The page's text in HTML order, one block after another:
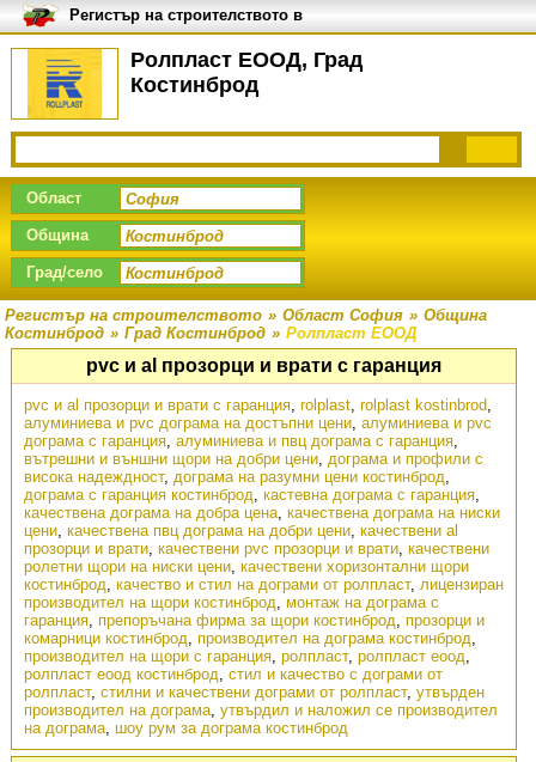
Ролпласт ЕООД, Град
Костинброд
Регистър на строителството в
България
Област
Община
Град/село
Регистър на строителството » Област София » Община
Костинброд » Град Костинброд » Ролпласт ЕООД
pvc и al прозорци и врати с гаранция
pvc и al прозорци и врати с гаранция, rolplast, rolplast kostinbrod,
алуминиева и pvc дограма на достъпни цени, алуминиева и pvc
дограма с гаранция, алуминиева и пвц дограма с гаранция,
вътрешни и външни щори на добри цени, дограма и профили с
висока надеждност, дограма на разумни цени костинброд,
дограма с гаранция костинброд, кастевна дограма с гаранция,
качествена дограма на добра цена, качествена дограма на ниски
цени, качествена пвц дограма на добри цени, качествени al
прозорци и врати, качествени pvc прозорци и врати, качествени
ролетни щори на ниски цени, качествени хоризонтални щори
костинброд, качество и стил на дограми от ролпласт, лицензиран
производител на щори костинброд, монтаж на дограма с
гаранция, препоръчана фирма за щори костинброд, прозорци и
комарници костинброд, производител на дограма костинброд,
производител на щори с гаранция, ролпласт, ролпласт еоод,
ролпласт еоод костинброд, стил и качество с дограми от
ролпласт, стилни и качествени дограми от ролпласт, утвърден
производител на дограма, утвърдил и наложил се производител
на дограма, шоу рум за дограма костинброд